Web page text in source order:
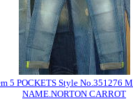
5 POCKETS Style No.351276
NAME.NORTON CARROT